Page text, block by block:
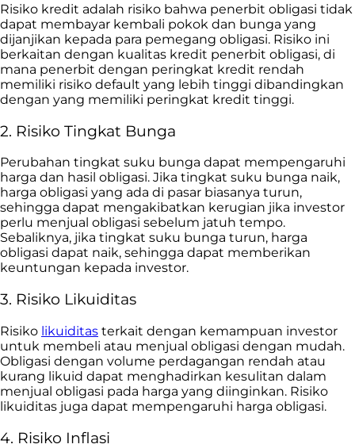
Risiko kredit adalah risiko bahwa penerbit obligasi tidak
dapat membayar kembali pokok dan bunga yang
dijanjikan kepada para pemegang obligasi. Risiko ini
berkaitan dengan kualitas kredit penerbit obligasi, di
mana penerbit dengan peringkat kredit rendah
memiliki risiko default yang lebih tinggi dibandingkan
dengan yang memiliki peringkat kredit tinggi.
2. Risiko Tingkat Bunga
Perubahan tingkat suku bunga dapat mempengaruhi
harga dan hasil obligasi. Jika tingkat suku bunga naik,
harga obligasi yang ada di pasar biasanya turun,
sehingga dapat mengakibatkan kerugian jika investor
perlu menjual obligasi sebelum jatuh tempo.
Sebaliknya, jika tingkat suku bunga turun, harga
obligasi dapat naik, sehingga dapat memberikan
keuntungan kepada investor.
3. Risiko Likuiditas
Risiko likuiditas terkait dengan kemampuan investor
untuk membeli atau menjual obligasi dengan mudah.
Obligasi dengan volume perdagangan rendah atau
kurang likuid dapat menghadirkan kesulitan dalam
menjual obligasi pada harga yang diinginkan. Risiko
likuiditas juga dapat mempengaruhi harga obligasi.
4. Risiko Inflasi